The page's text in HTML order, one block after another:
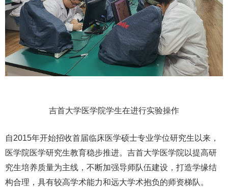
吉首大学医学院学生在进行实验操作
自2015年开始招收首届临床医学硕士专业学位研究生以来，
医学院医学研究生教育稳步推进。吉首大学医学院以提高研
究生培养质量为主线，不断加强导师队伍建设，打造学缘结
构合理，具有较高学术能力和远大学术抱负的师资梯队。